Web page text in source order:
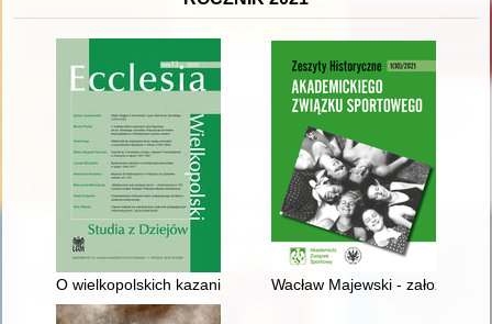
O wielkopolskich kazaniach ojca Szymona od św. Antoniego,
Wacław Majewski - założyciel